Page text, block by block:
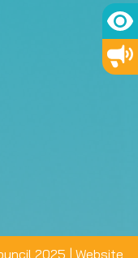
2025 | Website